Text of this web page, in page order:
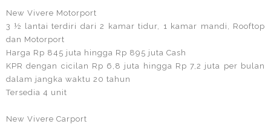
New Vivere Motorport
3 ½ lantai terdiri dari 2 kamar tidur, 1 kamar mandi, Rooftop
dan Motorport
Harga Rp 845 juta hingga Rp 895 juta Cash
KPR dengan cicilan Rp 6,8 juta hingga Rp 7,2 juta per bulan
dalam jangka waktu 20 tahun
Tersedia 4 unit
New Vivere Carport